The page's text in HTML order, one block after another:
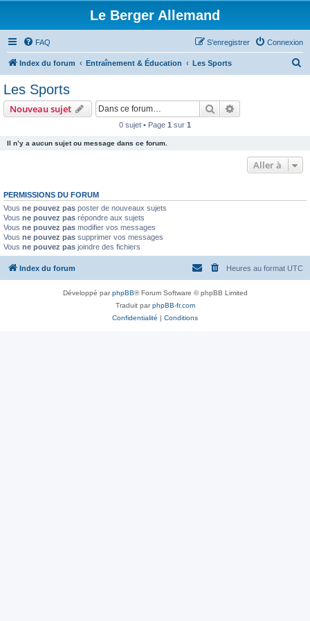
Le Berger Allemand
FAQ Connexion
S’enregistrer
Index du forum Entraînement & Éducation Les Sports
Les Sports
Nouveau sujet Rechercher
0 sujet • Page 1 sur 1
Il n’y a aucun sujet ou message dans ce forum.
Aller à
PERMISSIONS DU FORUM
Vous ne pouvez pas poster de nouveaux sujets
Vous ne pouvez pas répondre aux sujets
Vous ne pouvez pas modifier vos messages
Vous ne pouvez pas supprimer vos messages
Vous ne pouvez pas joindre des fichiers
Index du forum Heures au format UTC
Développé parphpBB® Forum Software © phpBB Limited
Traduit parphpBB-fr.com
Confidentialité | Conditions